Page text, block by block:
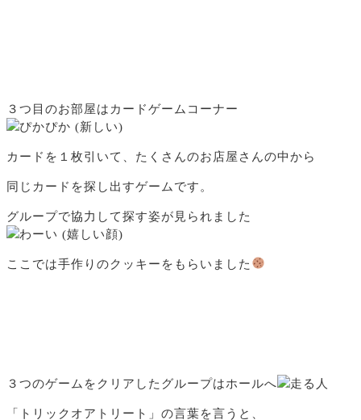
３つ目のお部屋はカードゲームコーナー
カードを１枚引いて、たくさんのお店屋さんの中から
同じカードを探し出すゲームです。
グループで協力して探す姿が見られました
ここでは手作りのクッキーをもらいました
３つのゲームをクリアしたグループはホールへ
「トリックオアトリート」の言葉を言うと、